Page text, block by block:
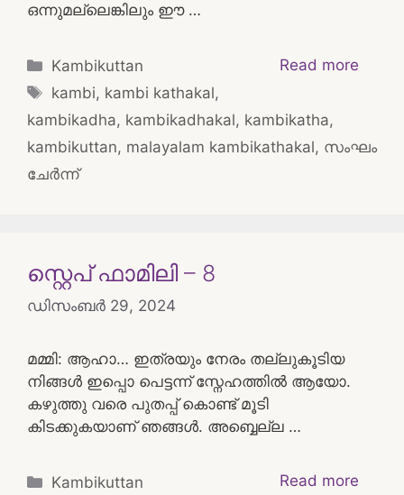
ഒന്നുമല്ലെങ്കിലും ഈ …
Read more
Categories
Kambikuttan
Tags
kambi, kambi kathakal,
kambikadha, kambikadhakal, kambikatha,
kambikuttan, malayalam kambikathakal, സംഘം
ചേർന്ന്
സ്റ്റെപ് ഫാമിലി – 8
ഡിസംബർ 29, 2024
മമ്മി: ആഹാ… ഇത്രയും നേരം തല്ലുകൂടിയ
നിങ്ങൾ ഇപ്പൊ പെട്ടന്ന് സ്നേഹത്തിൽ ആയോ.
കഴുത്തു വരെ പുതപ്പ് കൊണ്ട് മൂടി
കിടക്കുകയാണ് ഞങ്ങൾ. അബ്ബെല്ല …
Read more
Categories
Kambikuttan